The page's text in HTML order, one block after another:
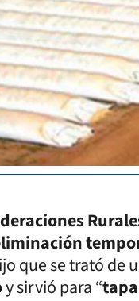
que se trató de
y sirvió para “